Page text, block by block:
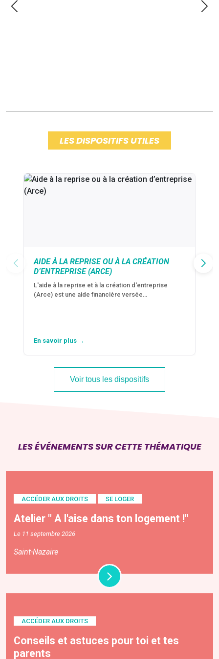
LES DISPOSITIFS UTILES
AIDE À LA REPRISE OU À LA CRÉATION
D’ENTREPRISE (ARCE)
L'aide à la reprise et à la création d'entreprise
(Arce) est une aide financière versée…
En savoir plus →
Voir tous les dispositifs
LES ÉVÉNEMENTS SUR CETTE THÉMATIQUE
ACCÉDER AUX DROITS SE LOGER
Atelier " A l'aise dans ton logement !"
Le 11 septembre 2026
Saint-Nazaire
ACCÉDER AUX DROITS
Conseils et astuces pour toi et tes
parents